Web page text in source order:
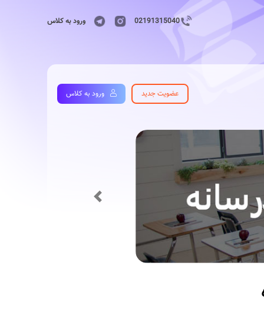
02191315040 ورود به کلاس
عضویت جدید ورود به کلاس
Previous